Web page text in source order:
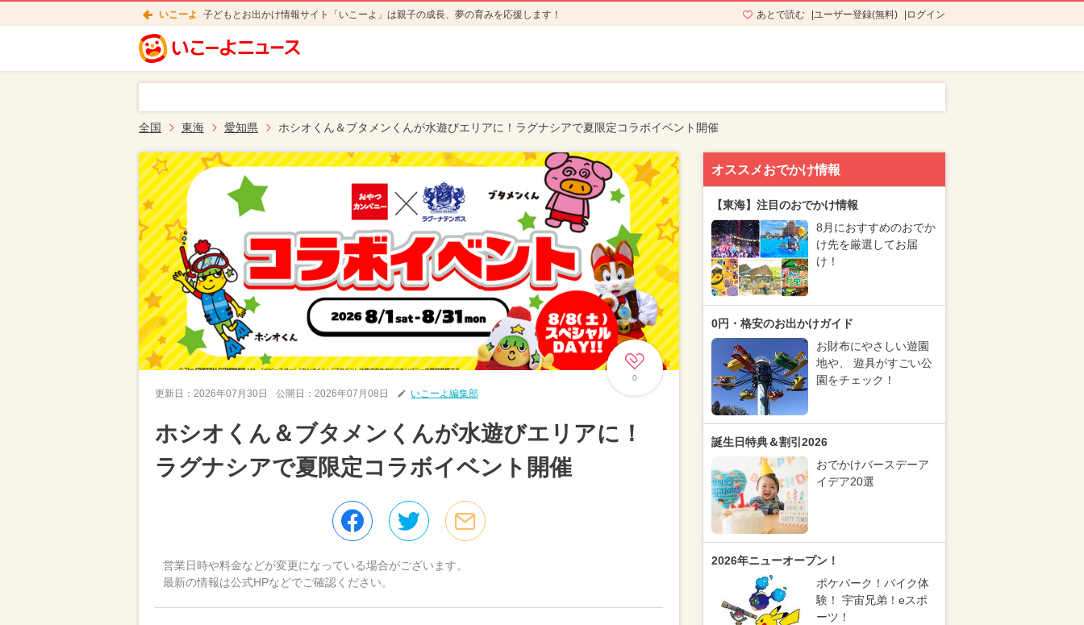
いこーよ 子どもとお出かけ情報サイト「いこーよ」は親子の成長、夢の育みを応援します！ あとで読む ユーザー登録(無料) ログイン
全国 東海 愛知県 ホシオくん＆ブタメンくんが水遊びエリアに！ラグナシアで夏限定コラボイベント開催
0
更新日： 2026年07月30日 公開日： 2026年07月08日 いこーよ編集部
ホシオくん＆ブタメンくんが水遊びエリアに！
ラグナシアで夏限定コラボイベント開催
営業日時や料金などが変更になっている場合がございます。
最新の情報は公式HPなどでご確認ください。
オススメおでかけ情報
【東海】注目のおでかけ情報
8月におすすめのおでか
け先を厳選してお届
け！
0円・格安のお出かけガイド
お財布にやさしい遊園
地や、 遊具がすごい公
園をチェック！
誕生日特典＆割引2026
おでかけバースデーア
イデア20選
2026年ニューオープン！
ポケパーク！バイク体
験！ 宇宙兄弟！eスポ
ーツ！